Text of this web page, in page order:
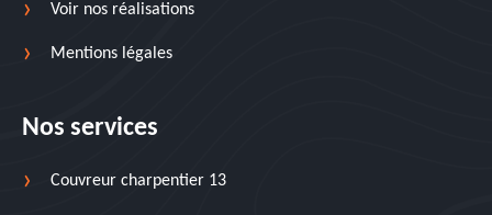
Voir nos réalisations
Mentions légales
Nos services
Couvreur charpentier 13